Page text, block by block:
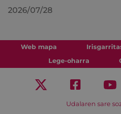
2026/07/28
Web mapa
Lege-oharra
Udalaren sare